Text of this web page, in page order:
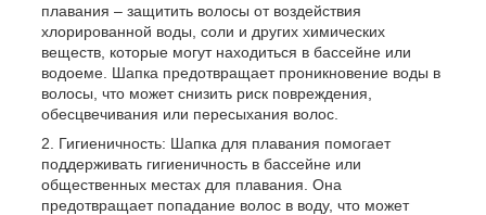
плавания – защитить волосы от воздействия
хлорированной воды, соли и других химических
веществ, которые могут находиться в бассейне или
водоеме. Шапка предотвращает проникновение воды в
волосы, что может снизить риск повреждения,
обесцвечивания или пересыхания волос.
Гигиеничность: Шапка для плавания помогает
поддерживать гигиеничность в бассейне или
общественных местах для плавания. Она
предотвращает попадание волос в воду, что может